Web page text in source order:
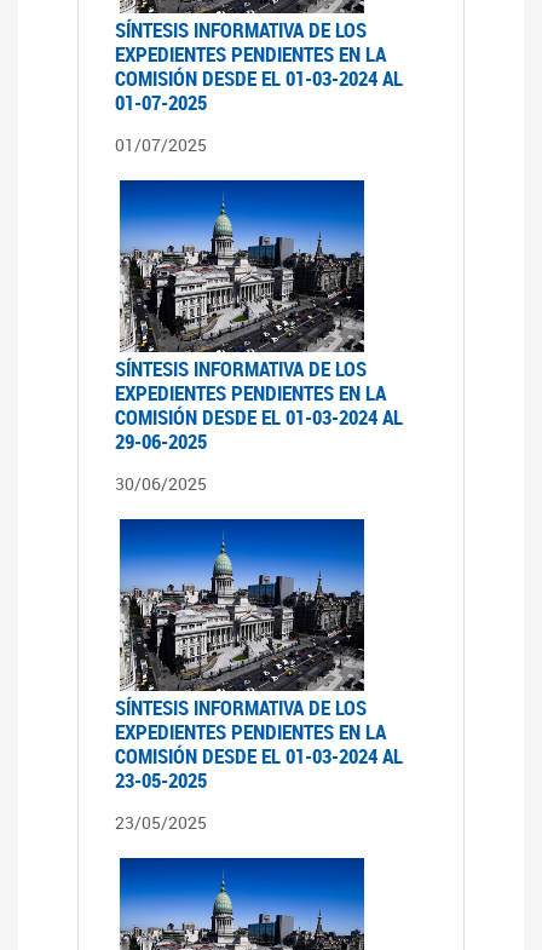
SÍNTESIS INFORMATIVA DE LOS
EXPEDIENTES PENDIENTES EN LA
COMISIÓN DESDE EL 01-03-2024 AL
01-07-2025
01/07/2025
SÍNTESIS INFORMATIVA DE LOS
EXPEDIENTES PENDIENTES EN LA
COMISIÓN DESDE EL 01-03-2024 AL
29-06-2025
30/06/2025
SÍNTESIS INFORMATIVA DE LOS
EXPEDIENTES PENDIENTES EN LA
COMISIÓN DESDE EL 01-03-2024 AL
23-05-2025
23/05/2025